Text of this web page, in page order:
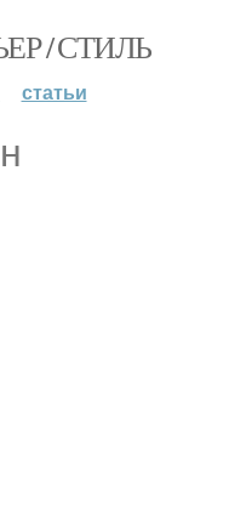
/ СТИЛЬ
статьи